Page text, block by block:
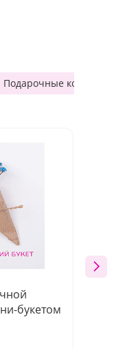
Подарочные корзины
букетом